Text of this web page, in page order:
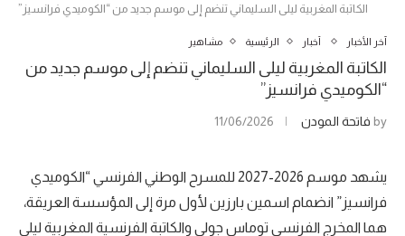
الكاتبة المغربية ليلى السليماني تنضم إلى موسم جديد من “الكوميدي فرانسيز”
آخر الأخبار أخبار الرئيسية مشاهير
الكاتبة المغربية ليلى السليماني تنضم إلى موسم جديد من
“الكوميدي فرانسيز”
by فاتحة المودن 11/06/2026
يشهد موسم 2026-2027 للمسرح الوطني الفرنسي “الكوميدي
فرانسيز” انضمام اسمين بارزين لأول مرة إلى المؤسسة العريقة،
هما المخرج الفرنسي توماس جولي والكاتبة الفرنسية المغربية ليلى